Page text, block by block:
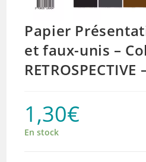
Papier
et faux-unis –
1,30€
En stock